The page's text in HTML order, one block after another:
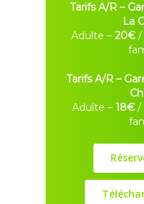
Tarifs A/R –
La
Adulte – 20€/
Tarifs A/R –
Adulte – 18€ /